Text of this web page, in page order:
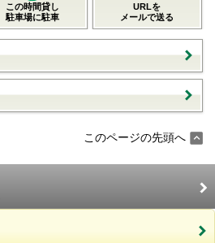
この時間貸し
駐車場に駐車
URLを
メールで送る
このページの先頭へ